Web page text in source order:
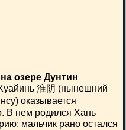
озере Дунтин
淮阴 (нынешний
оказывается
В нем родился Хань
мальчик рано остался